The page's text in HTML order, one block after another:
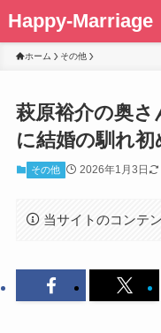
Happy-Marriage
ホーム その他
萩原裕介の奥さ
に結婚の馴れ初
その他 2026年1月3日
当サイトのコンテ